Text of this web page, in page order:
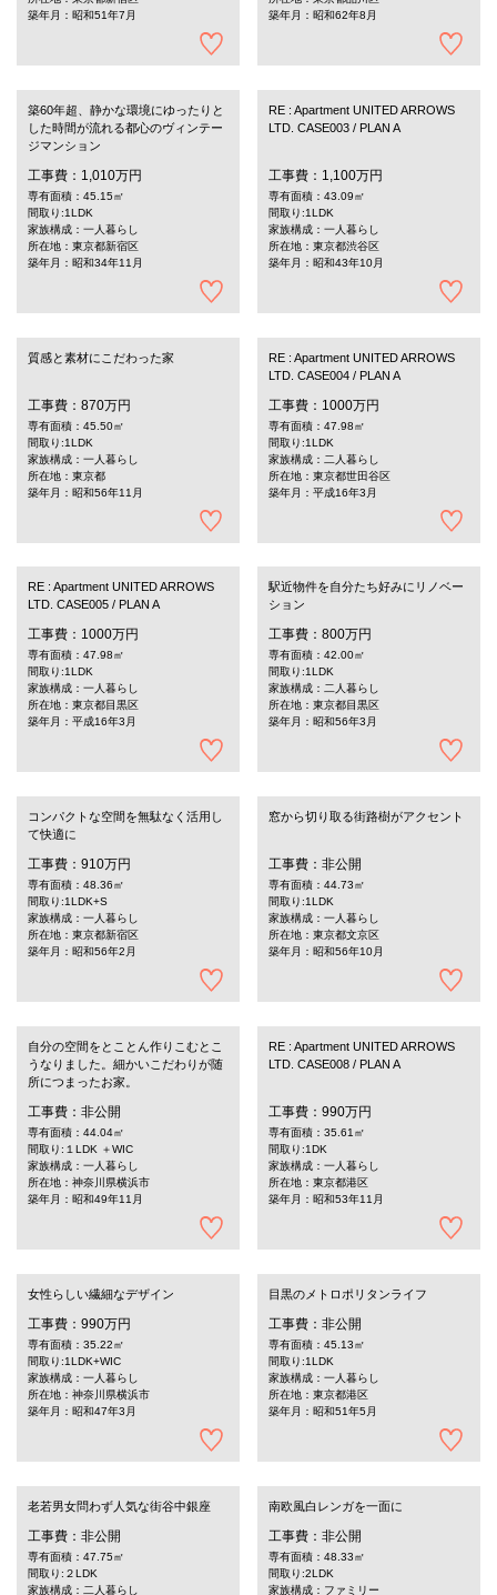
築年月：昭和51年7月
築年月：昭和62年8月
築60年超、静かな環境にゆったりと
した時間が流れる都心のヴィンテー
ジマンション
工事費：1,010万円
専有面積：45.15㎡
間取り:1LDK
家族構成：一人暮らし
所在地：東京都新宿区
築年月：昭和34年11月
RE : Apartment UNITED ARROWS
LTD. CASE003 / PLAN A
工事費：1,100万円
専有面積：43.09㎡
間取り:1LDK
家族構成：一人暮らし
所在地：東京都渋谷区
築年月：昭和43年10月
質感と素材にこだわった家
工事費：870万円
専有面積：45.50㎡
間取り:1LDK
家族構成：一人暮らし
所在地：東京都
築年月：昭和56年11月
RE : Apartment UNITED ARROWS
LTD. CASE004 / PLAN A
工事費：1000万円
専有面積：47.98㎡
間取り:1LDK
家族構成：二人暮らし
所在地：東京都世田谷区
築年月：平成16年3月
RE : Apartment UNITED ARROWS
LTD. CASE005 / PLAN A
工事費：1000万円
専有面積：47.98㎡
間取り:1LDK
家族構成：一人暮らし
所在地：東京都目黒区
築年月：平成16年3月
駅近物件を自分たち好みにリノベー
ション
工事費：800万円
専有面積：42.00㎡
間取り:1LDK
家族構成：二人暮らし
所在地：東京都目黒区
築年月：昭和56年3月
コンパクトな空間を無駄なく活用し
て快適に
工事費：910万円
専有面積：48.36㎡
間取り:1LDK+S
家族構成：一人暮らし
所在地：東京都新宿区
築年月：昭和56年2月
窓から切り取る街路樹がアクセント
工事費：非公開
専有面積：44.73㎡
間取り:1LDK
家族構成：一人暮らし
所在地：東京都文京区
築年月：昭和56年10月
自分の空間をとことん作りこむとこ
うなりました。細かいこだわりが随
所につまったお家。
工事費：非公開
専有面積：44.04㎡
間取り:１LDK ＋WIC
家族構成：一人暮らし
所在地：神奈川県横浜市
築年月：昭和49年11月
RE : Apartment UNITED ARROWS
LTD. CASE008 / PLAN A
工事費：990万円
専有面積：35.61㎡
間取り:1DK
家族構成：一人暮らし
所在地：東京都港区
築年月：昭和53年11月
女性らしい繊細なデザイン
工事費：990万円
専有面積：35.22㎡
間取り:1LDK+WIC
家族構成：一人暮らし
所在地：神奈川県横浜市
築年月：昭和47年3月
目黒のメトロポリタンライフ
工事費：非公開
専有面積：45.13㎡
間取り:1LDK
家族構成：一人暮らし
所在地：東京都港区
築年月：昭和51年5月
老若男女問わず人気な街谷中銀座
工事費：非公開
専有面積：47.75㎡
間取り:２LDK
家族構成：二人暮らし
南欧風白レンガを一面に
工事費：非公開
専有面積：48.33㎡
間取り:2LDK
家族構成：ファミリー